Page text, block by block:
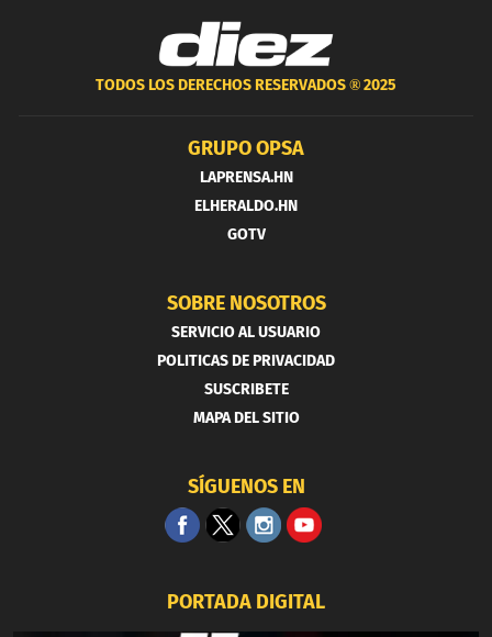
TODOS LOS DERECHOS RESERVADOS ®2025
GRUPO OPSA
LAPRENSA.HN
ELHERALDO.HN
GOTV
SOBRE NOSOTROS
SERVICIO AL USUARIO
POLITICAS DE PRIVACIDAD
SUSCRIBETE
MAPA DEL SITIO
SÍGUENOS EN
PORTADA DIGITAL